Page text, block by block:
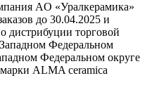
AO «Уралкерамика»
до 30.04.2025 и
дистрибуции торговой
Федеральном
Федеральном округе
ALMA ceramica